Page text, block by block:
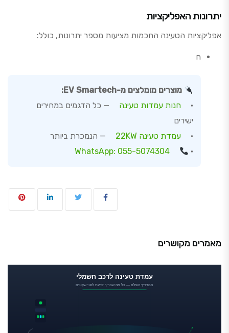
יתרונות האפליקציות
אפליקציות הטעינה החכמות מציעות מספר יתרונות, כולל:
ח
מוצרים מומלצים מ-EV Smartech:
•
חנות עמדות טעינה
— כל הדגמים במחירים
ישירים
•
עמדת טעינה 22KW
— הנמכרת ביותר
•
WhatsApp: 055-5074304
מאמרים מקושרים